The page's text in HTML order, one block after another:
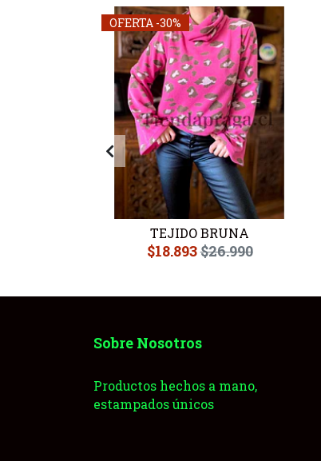
OFERTA -30%
TEJIDO BRUNA
$18.893$26.990
Sobre Nosotros
Productos hechos a mano,
estampados únicos